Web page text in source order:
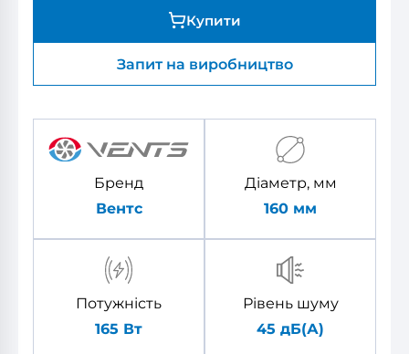
Купити
Запит на виробництво
Бренд
Вентс
Діаметр, мм
160 мм
Потужність
165 Вт
Рівень шуму
45 дБ(А)